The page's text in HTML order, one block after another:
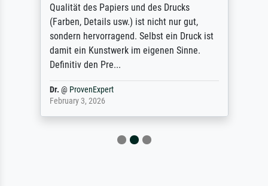
Qualität des Papiers und des Drucks
(Farben, Details usw.) ist nicht nur gut,
sondern hervorragend. Selbst ein Druck ist
damit ein Kunstwerk im eigenen Sinne.
Definitiv den Pre...
Dr. @ ProvenExpert
February 3, 2026